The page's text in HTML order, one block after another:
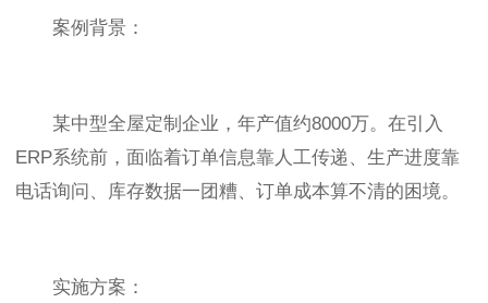
案例背景：
某中型全屋定制企业，年产值约8000万。在引入
ERP系统前，面临着订单信息靠人工传递、生产进度靠
电话询问、库存数据一团糟、订单成本算不清的困境。
实施方案：